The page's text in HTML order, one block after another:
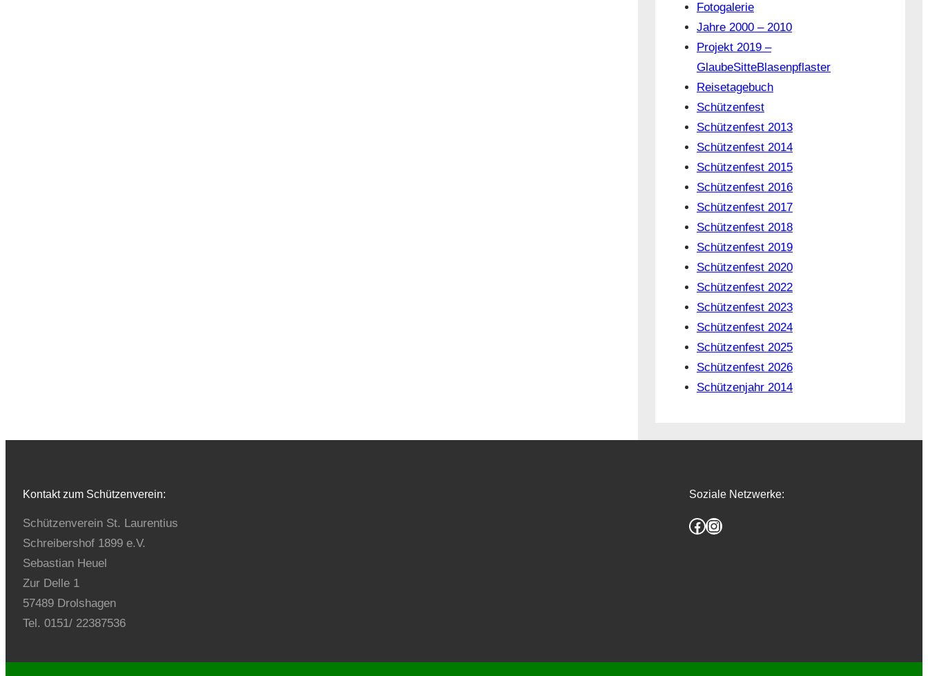
Fotogalerie
Jahre 2000 – 2010
Projekt 2019 –
GlaubeSitteBlasenpflaster
Reisetagebuch
Schützenfest
Schützenfest 2013
Schützenfest 2014
Schützenfest 2015
Schützenfest 2016
Schützenfest 2017
Schützenfest 2018
Schützenfest 2019
Schützenfest 2020
Schützenfest 2022
Schützenfest 2023
Schützenfest 2024
Schützenfest 2025
Schützenfest 2026
Schützenjahr 2014
Kontakt zum Schützenverein:
Schützenverein St. Laurentius
Schreibershof 1899 e.V.
Sebastian Heuel
Zur Delle 1
57489 Drolshagen
Tel. 0151/ 22387536
Soziale Netzwerke:
Facebook Instagram